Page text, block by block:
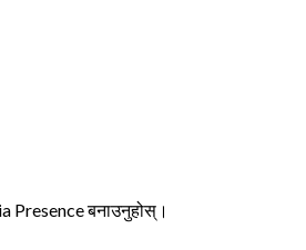
Presence बनाउनुहोस्।